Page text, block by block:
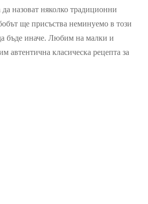
да назоват няколко традиционни
ще присъства неминуемо в този
бъде иначе. Любим на малки и
автентична класическа рецепта за